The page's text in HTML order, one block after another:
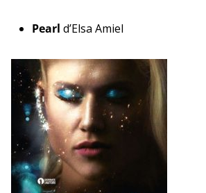
Pearl d’Elsa Amiel